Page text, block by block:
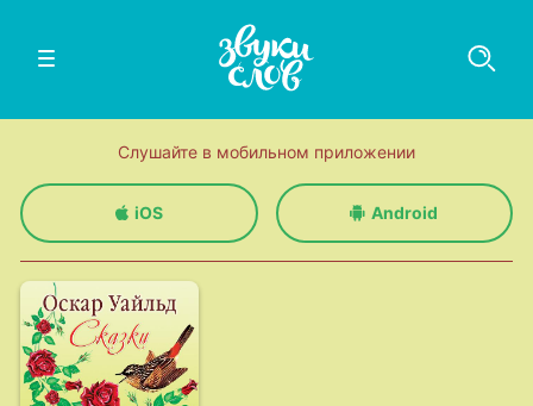
Слушайте в мобильном приложении
iOS Android